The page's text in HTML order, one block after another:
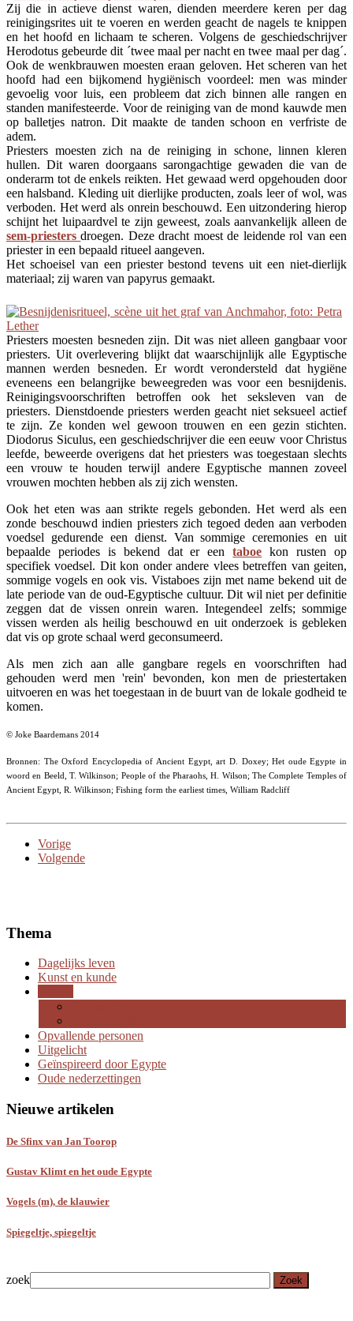
Zij die in actieve dienst waren, dienden meerdere keren per dag
reinigingsrites uit te voeren en werden geacht de nagels te knippen
en het hoofd en lichaam te scheren. Volgens de geschiedschrijver
Herodotus gebeurde dit ´twee maal per nacht en twee maal per dag´.
Ook de wenkbrauwen moesten eraan geloven. Het scheren van het
hoofd had een bijkomend hygiënisch voordeel: men was minder
gevoelig voor luis, een probleem dat zich binnen alle rangen en
standen manifesteerde. Voor de reiniging van de mond kauwde men
op balletjes natron. Dit maakte de tanden schoon en verfriste de
adem.
Priesters moesten zich na de reiniging in schone, linnen kleren
hullen. Dit waren doorgaans sarongachtige gewaden die van de
onderarm tot de enkels reikten. Het gewaad werd opgehouden door
een halsband. Kleding uit dierlijke producten, zoals leer of wol, was
verboden. Het werd als onrein beschouwd. Een uitzondering hierop
schijnt het luipaardvel te zijn geweest, zoals aanvankelijk alleen de
sem-priesters droegen. Deze dracht moest de leidende rol van een
priester in een bepaald ritueel aangeven.
Het schoeisel van een priester bestond tevens uit een niet-dierlijk
materiaal; zij waren van papyrus gemaakt.
Priesters moesten besneden zijn. Dit was niet alleen gangbaar voor
priesters. Uit overlevering blijkt dat waarschijnlijk alle Egyptische
mannen werden besneden. Er wordt verondersteld dat hygiëne
eveneens een belangrijke beweegreden was voor een besnijdenis.
Reinigingsvoorschriften betroffen ook het seksleven van de
priesters. Dienstdoende priesters werden geacht niet seksueel actief
te zijn. Ze konden wel gewoon trouwen en een gezin stichten.
Diodorus Siculus, een geschiedschrijver die een eeuw voor Christus
leefde, beweerde overigens dat het priesters was toegestaan slechts
een vrouw te houden terwijl andere Egyptische mannen zoveel
vrouwen mochten hebben als zij zich wensten.
Ook het eten was aan strikte regels gebonden. Het werd als een
zonde beschouwd indien priesters zich tegoed deden aan verboden
voedsel gedurende een dienst. Van sommige ceremonies en uit
bepaalde periodes is bekend dat er eentaboe kon rusten op
specifiek voedsel. Dit kon onder andere vlees betreffen van geiten,
sommige vogels en ook vis. Vistaboes zijn met name bekend uit de
late periode van de oud-Egyptische cultuur. Dit wil niet per definitie
zeggen dat de vissen onrein waren. Integendeel zelfs; sommige
vissen werden als heilig beschouwd en uit onderzoek is gebleken
dat vis op grote schaal werd geconsumeerd.
Als men zich aan alle gangbare regels en voorschriften had
gehouden werd men 'rein' bevonden, kon men de priestertaken
uitvoeren en was het toegestaan in de buurt van de lokale godheid te
komen.
© Joke Baardemans 2014
Bronnen: The Oxford Encyclopedia of Ancient Egypt, art D. Doxey; Het oude Egypte in
woord en Beeld, T. Wilkinson; People of the Pharaohs, H. Wilson; The Complete Temples of
Ancient Egypt, R. Wilkinson; Fishing form the earliest times, William Radcliff
Vorige
Volgende
Thema
Dagelijks leven
Kunst en kunde
Opvallende personen
Uitgelicht
Geïnspireerd door Egypte
Oude nederzettingen
Nieuwe artikelen
De Sfinx van Jan Toorop
Gustav Klimt en het oude Egypte
Vogels (m), de klauwier
Spiegeltje, spiegeltje
zoek Zoek